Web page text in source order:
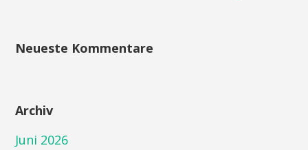
Neueste Kommentare
Archiv
Juni 2026